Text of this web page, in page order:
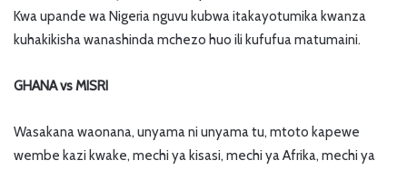
Kwa upande wa Nigeria nguvu kubwa itakayotumika kwanza
kuhakikisha wanashinda mchezo huo ili kufufua matumaini.
GHANA vs MISRI
Wasakana waonana, unyama ni unyama tu, mtoto kapewe
wembe kazi kwake, mechi ya kisasi, mechi ya Afrika, mechi ya